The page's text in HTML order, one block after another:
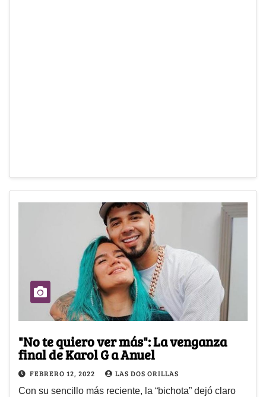
"No te quiero ver más": La venganza
final de Karol G a Anuel
FEBRERO 12, 2022 LAS DOS ORILLAS
Con su sencillo más reciente, la “bichota” dejó claro